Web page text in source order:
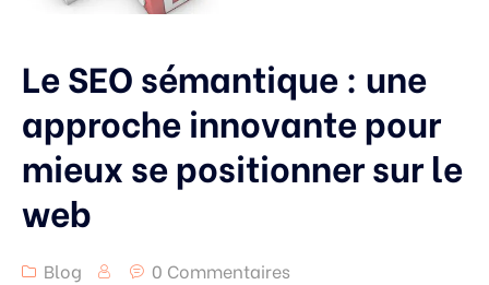
Le SEO sémantique : une
approche innovante pour
mieux se positionner sur le
web
Blog 0 Commentaires